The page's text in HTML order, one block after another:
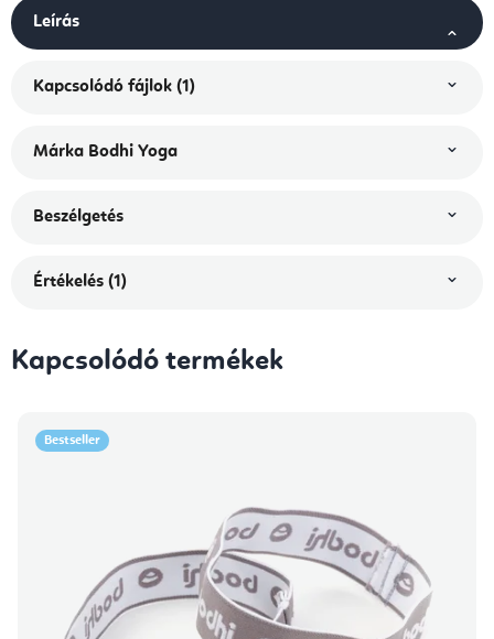
Leírás
Kapcsolódó fájlok (1)
Márka Bodhi Yoga
Beszélgetés
Értékelés (1)
Kapcsolódó termékek
Bestseller